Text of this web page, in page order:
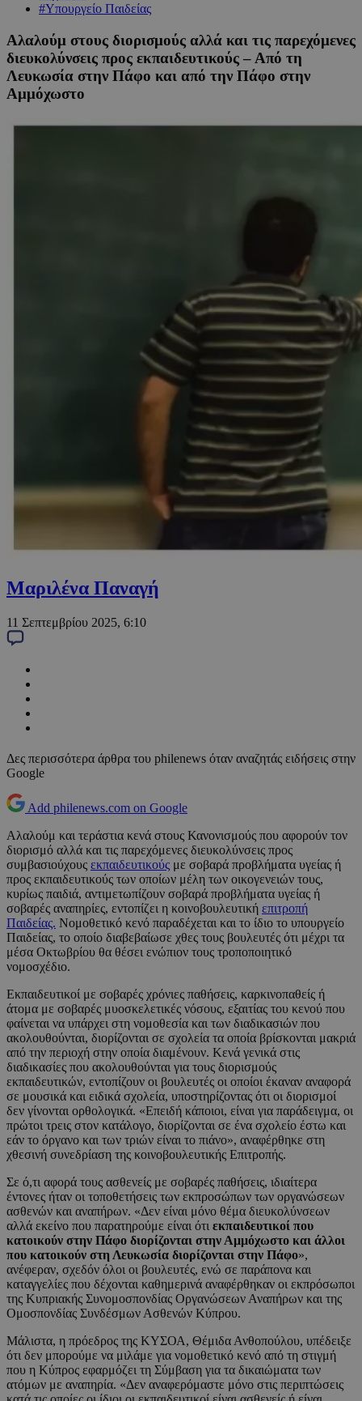
#Υπουργείο Παιδείας
Αλαλούμ στους διορισμούς αλλά και τις παρεχόμενες
διευκολύνσεις προς εκπαιδευτικούς – Από τη
Λευκωσία στην Πάφο και από την Πάφο στην
Αμμόχωστο
Μαριλένα Παναγή
11 Σεπτεμβρίου 2025, 6:10
Δες περισσότερα άρθρα του philenews όταν αναζητάς ειδήσεις στην
Google
Add philenews.com on Google
Αλαλούμ και τεράστια κενά στους Κανονισμούς που αφορούν τον
διορισμό αλλά και τις παρεχόμενες διευκολύνσεις προς
συμβασιούχους εκπαιδευτικούς με σοβαρά προβλήματα υγείας ή
προς εκπαιδευτικούς των οποίων μέλη των οικογενειών τους,
κυρίως παιδιά, αντιμετωπίζουν σοβαρά προβλήματα υγείας ή
σοβαρές αναπηρίες, εντοπίζει η κοινοβουλευτική επιτροπή
Παιδείας. Νομοθετικό κενό παραδέχεται και το ίδιο το υπουργείο
Παιδείας, το οποίο διαβεβαίωσε χθες τους βουλευτές ότι μέχρι τα
μέσα Οκτωβρίου θα θέσει ενώπιον τους τροποποιητικό
νομοσχέδιο.
Εκπαιδευτικοί με σοβαρές χρόνιες παθήσεις, καρκινοπαθείς ή
άτομα με σοβαρές μυοσκελετικές νόσους, εξαιτίας του κενού που
φαίνεται να υπάρχει στη νομοθεσία και των διαδικασιών που
ακολουθούνται, διορίζονται σε σχολεία τα οποία βρίσκονται μακριά
από την περιοχή στην οποία διαμένουν. Κενά γενικά στις
διαδικασίες που ακολουθούνται για τους διορισμούς
εκπαιδευτικών, εντοπίζουν οι βουλευτές οι οποίοι έκαναν αναφορά
σε μουσικά και ειδικά σχολεία, υποστηρίζοντας ότι οι διορισμοί
δεν γίνονται ορθολογικά. «Επειδή κάποιοι, είναι για παράδειγμα, οι
πρώτοι τρεις στον κατάλογο, διορίζονται σε ένα σχολείο έστω και
εάν το όργανο και των τριών είναι το πιάνο», αναφέρθηκε στη
χθεσινή συνεδρίαση της κοινοβουλευτικής Επιτροπής.
Σε ό,τι αφορά τους ασθενείς με σοβαρές παθήσεις, ιδιαίτερα
έντονες ήταν οι τοποθετήσεις των εκπροσώπων των οργανώσεων
ασθενών και αναπήρων. «Δεν είναι μόνο θέμα διευκολύνσεων
αλλά εκείνο που παρατηρούμε είναι ότι εκπαιδευτικοί που
κατοικούν στην Πάφο διορίζονται στην Αμμόχωστο και άλλοι
που κατοικούν στη Λευκωσία διορίζονται στην Πάφο»,
ανέφεραν, σχεδόν όλοι οι βουλευτές, ενώ σε παράπονα και
καταγγελίες που δέχονται καθημερινά αναφέρθηκαν οι εκπρόσωποι
της Κυπριακής Συνομοσπονδίας Οργανώσεων Αναπήρων και της
Ομοσπονδίας Συνδέσμων Ασθενών Κύπρου.
Μάλιστα, η πρόεδρος της ΚΥΣΟΑ, Θέμιδα Ανθοπούλου, υπέδειξε
ότι δεν μπορούμε να μιλάμε για νομοθετικό κενό από τη στιγμή
που η Κύπρος εφαρμόζει τη Σύμβαση για τα δικαιώματα των
ατόμων με αναπηρία. «Δεν αναφερόμαστε μόνο στις περιπτώσεις